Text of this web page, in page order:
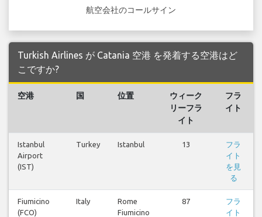
航空会社のコールサイン
Turkish Airlines が Catania 空港 を発着する空港はど
こですか?
空港 国 位置
ウィーク
リーフラ
イト
フラ
イト
Istanbul
Airport
(IST)
Turkey Istanbul 13
フラ
イト
を見
る
Fiumicino
(FCO)
Italy
Rome
Fiumicino
87
フラ
イト